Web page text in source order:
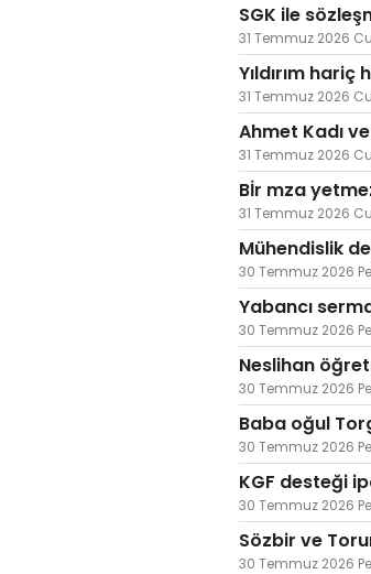
SGK ile
31 Temmuz 2026
Yıldırım
31 Temmuz 2026
Ahmet Kadı
31 Temmuz 2026
Bİr mza
31 Temmuz 2026
Mühendislik
30 Temmuz 2026
Yabancı
30 Temmuz 2026
Neslihan
30 Temmuz 2026
Baba oğul
30 Temmuz 2026
KGF desteği
30 Temmuz 2026
Sözbir ve
30 Temmuz 2026